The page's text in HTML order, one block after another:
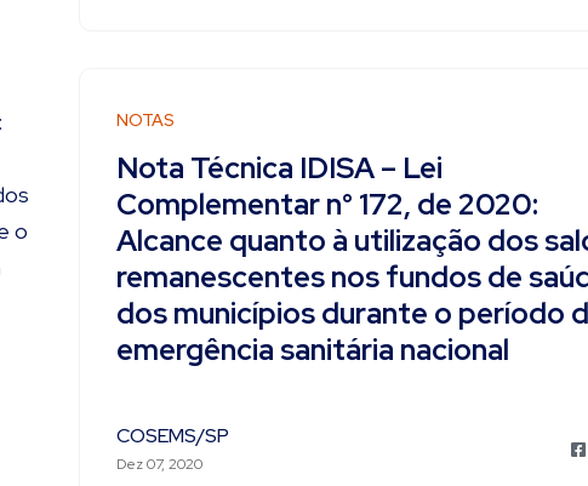
NOTAS
Nota Técnica IDISA – Lei
Complementar n° 172, de 2020:
Alcance quanto à utilização dos
remanescentes nos fundos de
dos municípios durante o período
emergência sanitária nacional
COSEMS/SP
Dez 07, 2020